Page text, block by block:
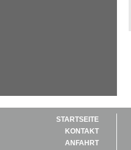
STARTSEITE
KONTAKT
ANFAHRT